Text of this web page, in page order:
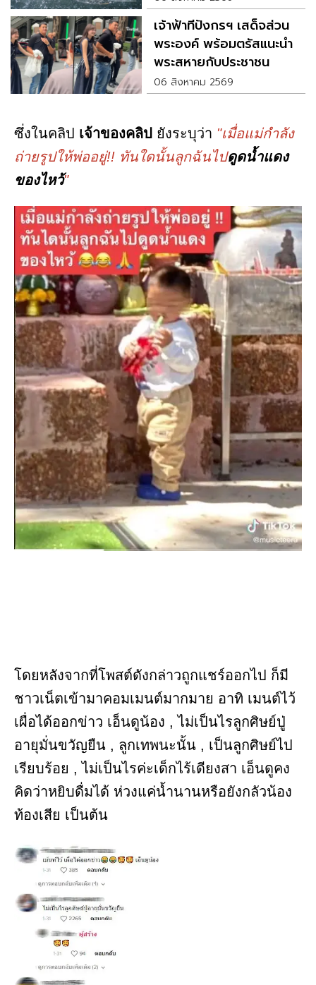
เจ้าฟ้าทีปังกรฯ เสด็จส่วน
พระองค์ พร้อมตรัสแนะนำ
พระสหายกับประชาชน
06 สิงหาคม 2569
ซึ่งในคลิป เจ้าของคลิป ยังระบุว่า "เมื่อแม่กำลัง
ถ่ายรูปให้พ่ออยู่!! ทันใดนั้นลูกฉันไปดูดน้ำแดง
ของไหว้"
โดยหลังจากที่โพสต์ดังกล่าวถูกแชร์ออกไป ก็มี
ชาวเน็ตเข้ามาคอมเมนต์มากมาย อาทิ เมนต์ไว้
เผื่อได้ออกข่าว เอ็นดูน้อง , ไม่เป็นไรลูกศิษย์ปู่
อายุมั่นขวัญยืน , ลูกเทพนะนั้น , เป็นลูกศิษย์ไป
เรียบร้อย , ไม่เป็นไรค่ะเด็กไร้เดียงสา เอ็นดูคง
คิดว่าหยิบดื่มได้ ห่วงแค่น้ำนานหรือยังกลัวน้อง
ท้องเสีย เป็นต้น